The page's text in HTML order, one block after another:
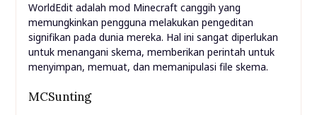
WorldEdit adalah mod Minecraft canggih yang
memungkinkan pengguna melakukan pengeditan
signifikan pada dunia mereka. Hal ini sangat diperlukan
untuk menangani skema, memberikan perintah untuk
menyimpan, memuat, dan memanipulasi file skema.
MCSunting